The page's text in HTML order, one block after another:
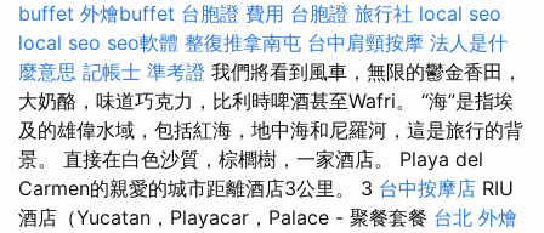
buffet 外燴buffet 台胞證 費用 台胞證 旅行社 local seo
local seo seo軟體 整復推拿南屯 台中肩頸按摩 法人是什
麼意思 記帳士 準考證 我們將看到風車，無限的鬱金香田，
大奶酪，味道巧克力，比利時啤酒甚至Wafri。 “海”是指埃
及的雄偉水域，包括紅海，地中海和尼羅河，這是旅行的背
景。 直接在白色沙質，棕櫚樹，一家酒店。 Playa del
Carmen的親愛的城市距離酒店3公里。 3 台中按摩店 RIU
酒店（Yucatan，Playacar，Palace - 聚餐套餐 台北 外燴